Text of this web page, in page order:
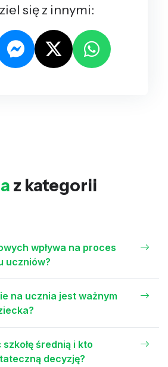
się z innymi:
z kategorii
wpływa na proces
uczniów?
na ucznia jest ważnym
średnią i kto
decyzję?